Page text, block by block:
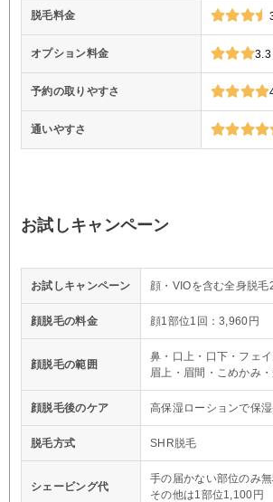
脱毛料金
オプション料金 3.3
予約の取りやすさ
通いやすさ
お試しキャンペーン
お試しキャンペーン 顔・VIOを含む全身脱毛
顔脱毛の料金 顔1部位1回：3,960円
顔脱毛の範囲
鼻・口上・口下・フェ
眉上・眉間・こめかみ
顔脱毛後のケア 高保湿ローションで保
脱毛方式 SHR脱毛
シェービング代
手の届かない部位のみ
その他は1部位1,100円